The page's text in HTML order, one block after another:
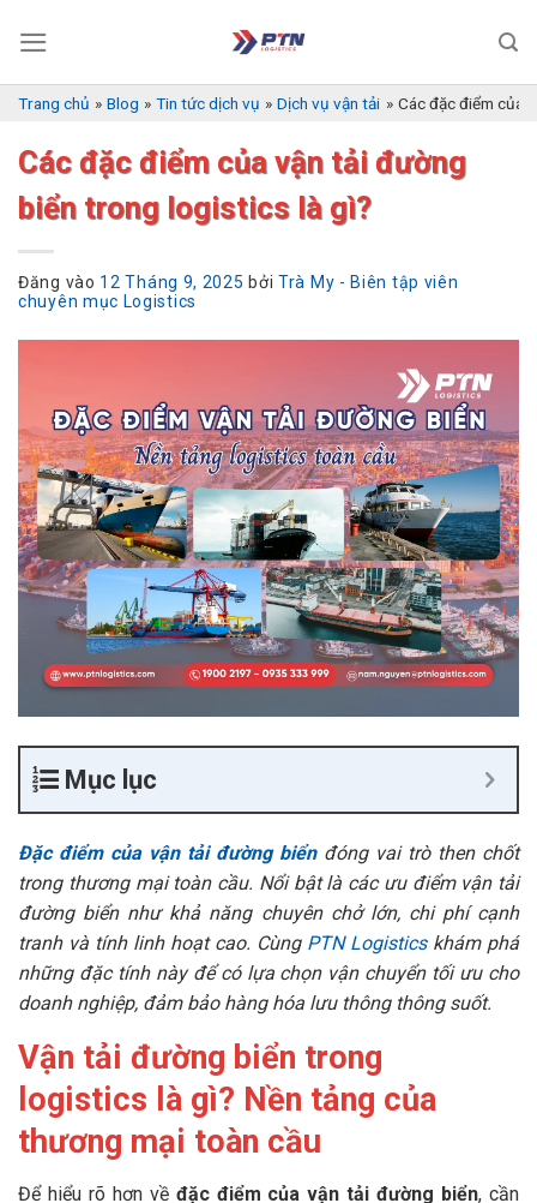
qua
dungTrang chủ » Blog » Tin tức dịch vụ » Dịch vụ vận tải » Các đặc điểm của
Các đặc điểm của vận tải đường
biển trong logistics là gì?
Đăng vào 12 Tháng 9, 2025 bởiTrà My - Biên tập viên
chuyên mục Logistics
Mục lục
Đặc điểm của vận tải đường biểnđóng vai trò then chốt
trong thương mại toàn cầu. Nổi bật là các ưu điểm vận tải
đường biển như khả năng chuyên chở lớn, chi phí cạnh
tranh và tính linh hoạt cao. Cùng PTN Logisticskhám phá
những đặc tính này để có lựa chọn vận chuyển tối ưu cho
doanh nghiệp, đảm bảo hàng hóa lưu thông thông suốt.
Vận tải đường biển trong
logistics là gì? Nền tảng của
thương mại toàn cầu
Để hiểu rõ hơn về đặc điểm của vận tải đường biển, cần